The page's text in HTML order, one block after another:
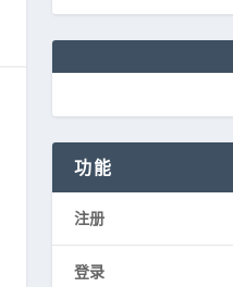
功能
注册
登录